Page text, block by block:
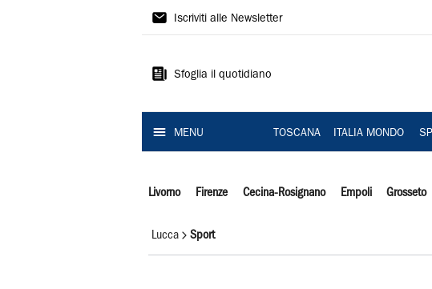
Il
Iscriviti alle Newsletter
Sfoglia il quotidiano
MENU TOSCANA ITALIA MONDO
Livorno Firenze Cecina-Rosignano Empoli Grosseto
Lucca Sport